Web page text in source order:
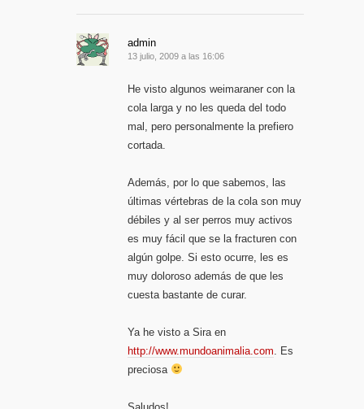
admin
13 julio, 2009 a las 16:06
He visto algunos weimaraner con la
cola larga y no les queda del todo
mal, pero personalmente la prefiero
cortada.
Además, por lo que sabemos, las
últimas vértebras de la cola son muy
débiles y al ser perros muy activos
es muy fácil que se la fracturen con
algún golpe. Si esto ocurre, les es
muy doloroso además de que les
cuesta bastante de curar.
Ya he visto a Sira en
http://www.mundoanimalia.com . Es
preciosa